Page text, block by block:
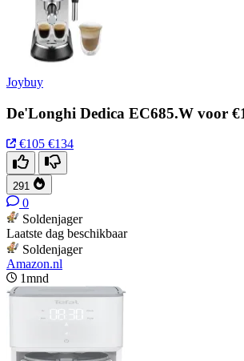
Joybuy
De'Longhi Dedica EC685.W voor
€105 €134
291
0
Soldenjager
Laatste dag beschikbaar
Soldenjager
Amazon.nl
1mnd